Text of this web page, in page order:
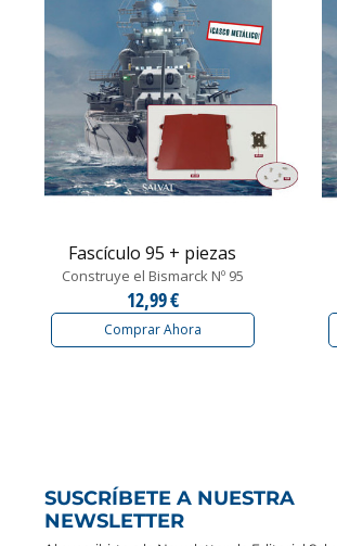
Fascículo 95 + piezas
Construye el Bismarck Nº 95
12,99 €
Comprar Ahora
SUSCRÍBETE A NUESTRA
NEWSLETTER